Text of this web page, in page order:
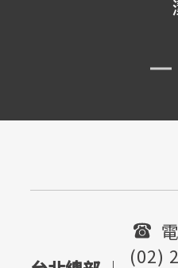
(02)